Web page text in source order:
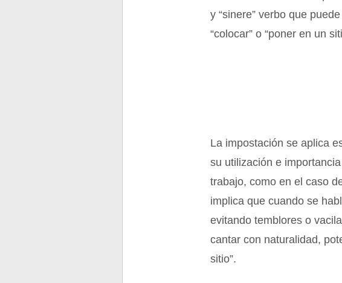
y “sinere” verbo que
“colocar” o “poner en un
La impostación se aplica
su utilización e
trabajo, como en el caso
implica que cuando se
evitando temblores o
cantar con naturalidad,
sitio”.